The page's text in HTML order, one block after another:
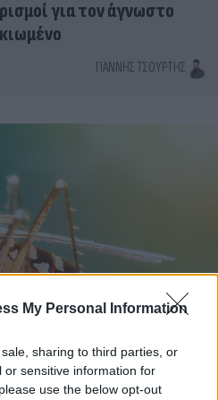
My Personal Information
sharing to third parties, or
or sensitive information for
use the below opt-out
για τον άγνωστο
ΓΙΆΝΝΗΣ ΤΣΟΎΡΤΗΣ